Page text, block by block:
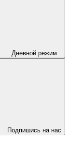
Дневной режим
Подпишись на нас